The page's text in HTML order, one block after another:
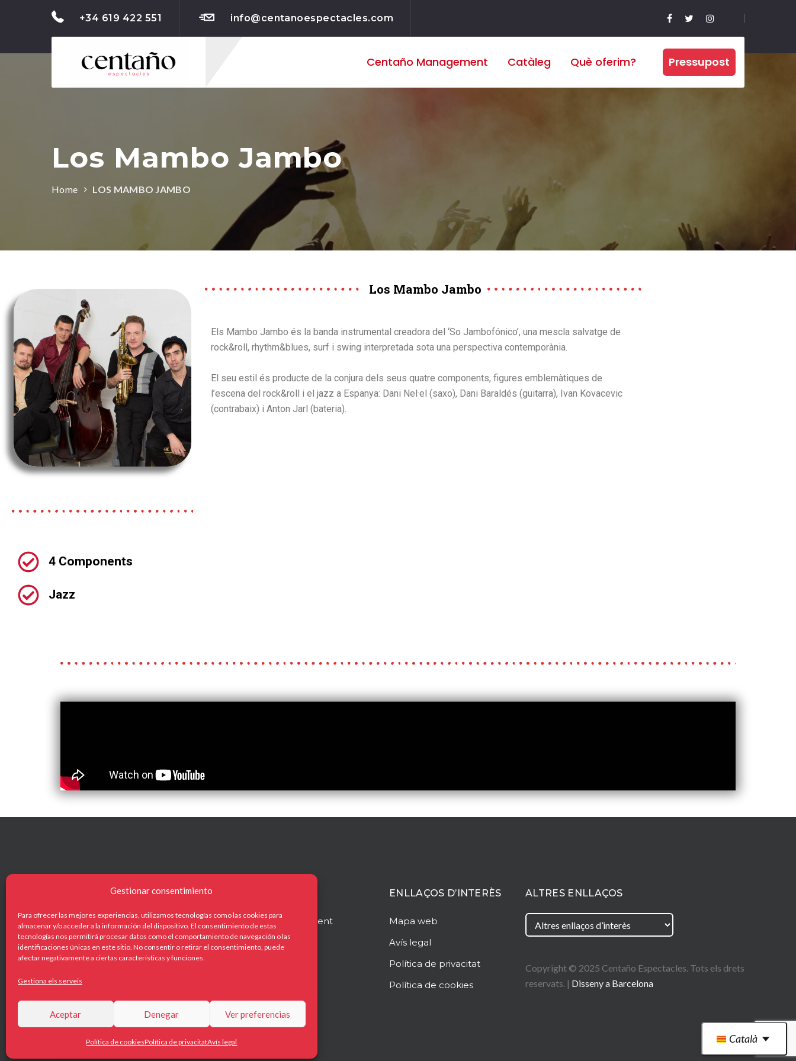
Gestionar consentimiento
Para ofrecer las mejores experiencias, utilizamos tecnologías como las cookies para
almacenar y/o acceder a la información del dispositivo. El consentimiento de estas
tecnologías nos permitirá procesar datos como el comportamiento de navegación o las
identificaciones únicas en este sitio. No consentir o retirar el consentimiento, puede
afectar negativamente a ciertas características y funciones.
Gestiona els serveis
Aceptar Denegar Ver preferencias
Política de cookiesPolítica de privacitatAvís legal Català
+34 619 422 551 info@centanoespectacles.com
Centaño Management Catàleg Què oferim? Pressupost
Los Mambo Jambo
Home LOS MAMBO JAMBO
4 Components
Jazz
Los Mambo Jambo
Els Mambo Jambo és la banda instrumental creadora del ‘So Jambofónico’, una mescla salvatge de
rock&roll, rhythm&blues, surf i swing interpretada sota una perspectiva contemporània.
El seu estil és producte de la conjura dels seus quatre components, figures emblemàtiques de
l’escena del rock&roll i el jazz a Espanya: Dani Nel·el (saxo), Dani Baraldés (guitarra), Ivan Kovacevic
(contrabaix) i Anton Jarl (bateria).
+34 619 422 551
info@centanoespectacles.com
CentañoManagement
Catàleg
ENLLAÇOS D’INTERÈS
Mapa web
Avís legal
Política de privacitat
Política de cookies
ALTRES ENLLAÇOS
Copyright © 2025 Centaño Espectacles. Tots els drets
reservats. | Disseny a Barcelona